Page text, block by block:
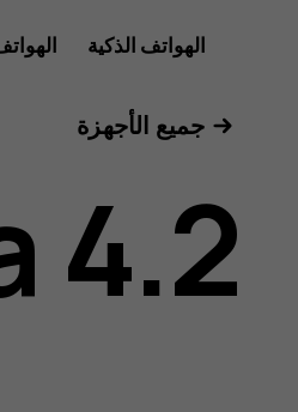
دليل
هاتف
الهواتف الذكية
جميع الأجهزة
4.2